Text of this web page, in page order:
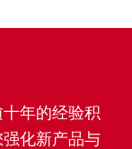
年的经验积
化新产品与